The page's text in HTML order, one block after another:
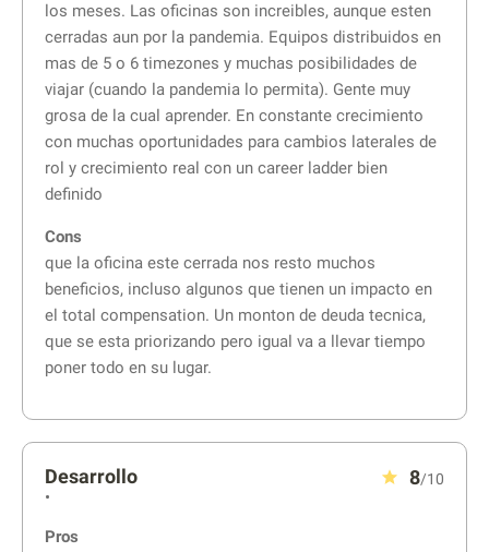
los meses. Las oficinas son increibles, aunque esten
cerradas aun por la pandemia. Equipos distribuidos en
mas de 5 o 6 timezones y muchas posibilidades de
viajar (cuando la pandemia lo permita). Gente muy
grosa de la cual aprender. En constante crecimiento
con muchas oportunidades para cambios laterales de
rol y crecimiento real con un career ladder bien
definido
Cons
que la oficina este cerrada nos resto muchos
beneficios, incluso algunos que tienen un impacto en
el total compensation. Un monton de deuda tecnica,
que se esta priorizando pero igual va a llevar tiempo
poner todo en su lugar.
Desarrollo
•
8/10
Pros